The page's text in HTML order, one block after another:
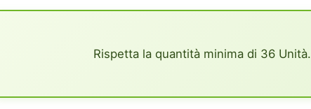
Rispetta la quantità minima di 36 Unità.